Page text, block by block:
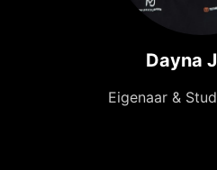
Dayna
Eigenaar &